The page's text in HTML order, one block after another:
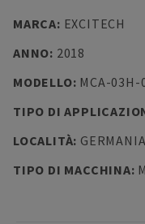
MARCA: EXCITECH
ANNO: 2018
MODELLO: MCA-03H-
TIPO DI
LOCALITÀ: GERMANIA
TIPO DI MACCHINA: